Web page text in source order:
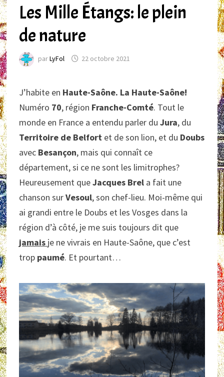
Les Mille Étangs: le plein
de nature
parLyFol 22 octobre 2021
J’habite en Haute-Saône. La Haute-Saône!
Numéro 70, région Franche-Comté. Tout le
monde en France a entendu parler duJura, du
Territoire de Belfort et de son lion, et du Doubs
avec Besançon, mais qui connaît ce
département, si ce ne sont les limitrophes?
Heureusement queJacques Brel a fait une
chanson surVesoul, son chef-lieu. Moi-même qui
ai grandi entre le Doubs et les Vosges dans la
région d’à côté, je me suis toujours dit que
jamais je ne vivrais en Haute-Saône, que c’est
trop paumé. Et pourtant…